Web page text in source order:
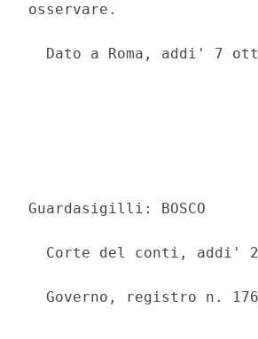
osservare.
Dato a Roma, addi' 7
Guardasigilli: BOSCO
Corte del conti, addi'